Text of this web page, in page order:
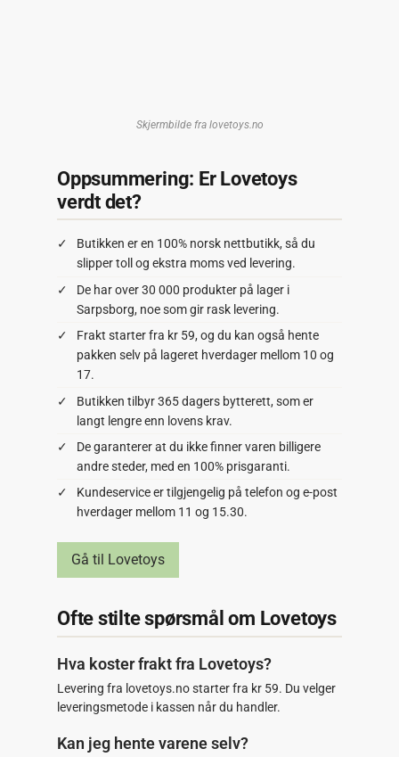
Skjermbilde fra lovetoys.no
Oppsummering: Er Lovetoys
verdt det?
Butikken er en 100% norsk nettbutikk, så du
slipper toll og ekstra moms ved levering.
De har over 30 000 produkter på lager i
Sarpsborg, noe som gir rask levering.
Frakt starter fra kr 59, og du kan også hente
pakken selv på lageret hverdager mellom 10 og
17.
Butikken tilbyr 365 dagers bytterett, som er
langt lengre enn lovens krav.
De garanterer at du ikke finner varen billigere
andre steder, med en 100% prisgaranti.
Kundeservice er tilgjengelig på telefon og e-post
hverdager mellom 11 og 15.30.
Gå til Lovetoys
Ofte stilte spørsmål om Lovetoys
Hva koster frakt fra Lovetoys?
Levering fra lovetoys.no starter fra kr 59. Du velger
leveringsmetode i kassen når du handler.
Kan jeg hente varene selv?